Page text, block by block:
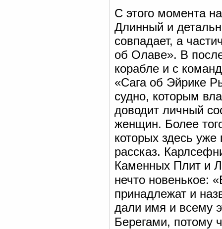
С этого момента
Длинный и
совпадает, а
об Олаве». В
корабле и с
«Сага об Эйрике
судно, которым
доводит личный
женщин. Более
которых здесь
рассказ.
Каменных Плит и
нечто новенькое:
принадлежат и
дали имя и всему
Берегами, потому